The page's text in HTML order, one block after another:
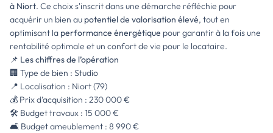
à Niort. Ce choix s'inscrit dans une démarche réfléchie pour
acquérir un bien au potentiel de valorisation élevé, tout en
optimisant la performance énergétique pour garantir à la fois une
rentabilité optimale et un confort de vie pour le locataire.
📌 Les chiffres de l’opération
🏢 Type de bien : Studio
📍 Localisation : Niort (79)
💰 Prix d’acquisition : 230 000 €
🛠️ Budget travaux : 15 000 €
🛋️ Budget ameublement : 8 990 €